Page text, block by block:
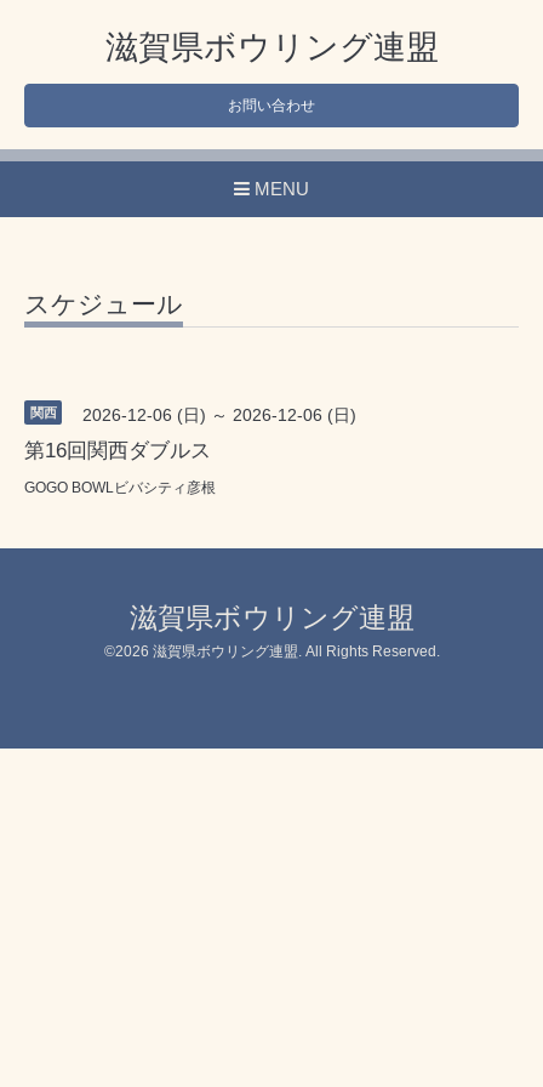
滋賀県ボウリング連盟
お問い合わせ
MENU
スケジュール
関西 2026-12-06 (日) ～ 2026-12-06 (日)
第16回関西ダブルス
GOGO BOWLビバシティ彦根
滋賀県ボウリング連盟
©2026 滋賀県ボウリング連盟 . All Rights Reserved.